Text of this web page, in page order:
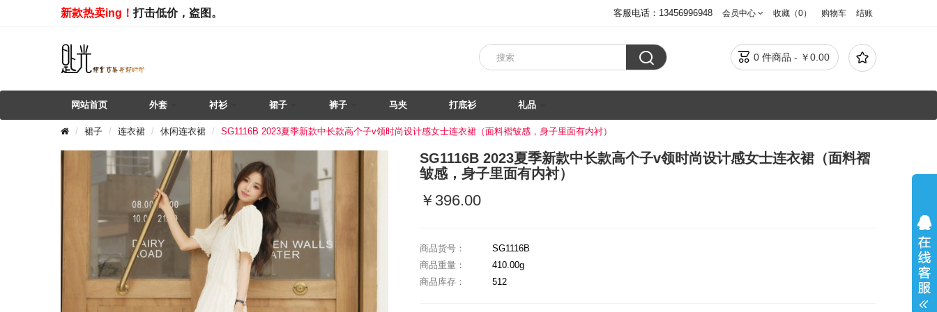
新款热卖ing！打击低价，盗图。 客服电话：13456996948 会员中心 收藏（0） 购物车 结账
 
 0 件商品 - ￥0.00
网站首页 外套 衬衫 裙子 裤子 马夹 打底衫 礼品
裙子 连衣裙 休闲连衣裙 SG1116B 2023夏季新款中长款高个子v领时尚设计感女士连衣裙（面料褶皱感，身子里面有内衬）
SG1116B 2023夏季新款中长款高个子v领时尚设计感女士连衣裙（面料褶
皱感，身子里面有内衬）
￥396.00
商品货号：
SG1116B
商品重量：
410.00g
商品库存：
512